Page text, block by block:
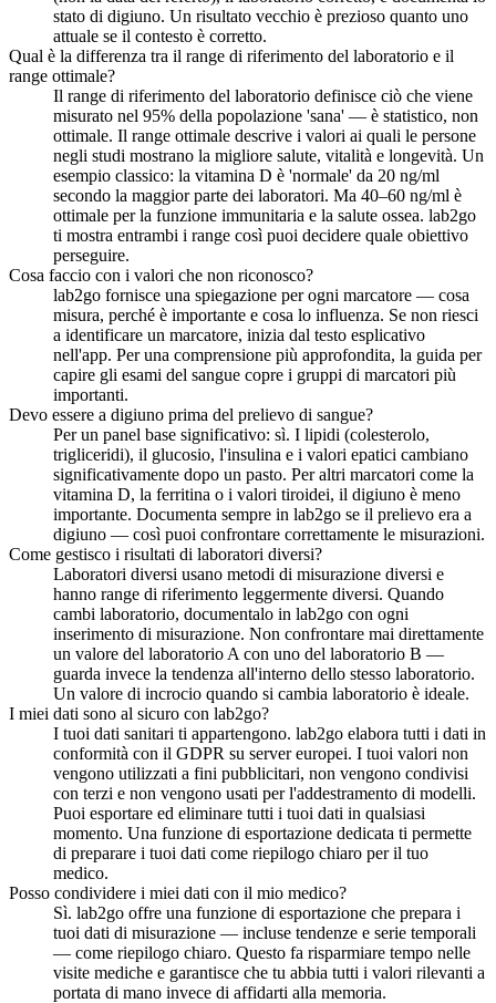
stato di digiuno. Un risultato vecchio è prezioso quanto uno
attuale se il contesto è corretto.
Qual è la differenza tra il range di riferimento del laboratorio e il
range ottimale?
Il range di riferimento del laboratorio definisce ciò che viene
misurato nel 95% della popolazione 'sana' — è statistico, non
ottimale. Il range ottimale descrive i valori ai quali le persone
negli studi mostrano la migliore salute, vitalità e longevità. Un
esempio classico: la vitamina D è 'normale' da 20 ng/ml
secondo la maggior parte dei laboratori. Ma 40–60 ng/ml è
ottimale per la funzione immunitaria e la salute ossea. lab2go
ti mostra entrambi i range così puoi decidere quale obiettivo
perseguire.
Cosa faccio con i valori che non riconosco?
lab2go fornisce una spiegazione per ogni marcatore — cosa
misura, perché è importante e cosa lo influenza. Se non riesci
a identificare un marcatore, inizia dal testo esplicativo
nell'app. Per una comprensione più approfondita, la guida per
capire gli esami del sangue copre i gruppi di marcatori più
importanti.
Devo essere a digiuno prima del prelievo di sangue?
Per un panel base significativo: sì. I lipidi (colesterolo,
trigliceridi), il glucosio, l'insulina e i valori epatici cambiano
significativamente dopo un pasto. Per altri marcatori come la
vitamina D, la ferritina o i valori tiroidei, il digiuno è meno
importante. Documenta sempre in lab2go se il prelievo era a
digiuno — così puoi confrontare correttamente le misurazioni.
Come gestisco i risultati di laboratori diversi?
Laboratori diversi usano metodi di misurazione diversi e
hanno range di riferimento leggermente diversi. Quando
cambi laboratorio, documentalo in lab2go con ogni
inserimento di misurazione. Non confrontare mai direttamente
un valore del laboratorio A con uno del laboratorio B —
guarda invece la tendenza all'interno dello stesso laboratorio.
Un valore di incrocio quando si cambia laboratorio è ideale.
I miei dati sono al sicuro con lab2go?
I tuoi dati sanitari ti appartengono. lab2go elabora tutti i dati in
conformità con il GDPR su server europei. I tuoi valori non
vengono utilizzati a fini pubblicitari, non vengono condivisi
con terzi e non vengono usati per l'addestramento di modelli.
Puoi esportare ed eliminare tutti i tuoi dati in qualsiasi
momento. Una funzione di esportazione dedicata ti permette
di preparare i tuoi dati come riepilogo chiaro per il tuo
medico.
Posso condividere i miei dati con il mio medico?
Sì. lab2go offre una funzione di esportazione che prepara i
tuoi dati di misurazione — incluse tendenze e serie temporali
— come riepilogo chiaro. Questo fa risparmiare tempo nelle
visite mediche e garantisce che tu abbia tutti i valori rilevanti a
portata di mano invece di affidarti alla memoria.